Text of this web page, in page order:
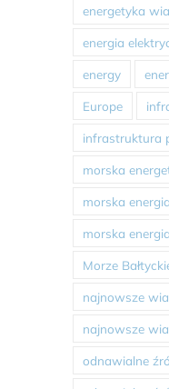
energetyka
energia
energy
Europe
infrastruktura
morska
morska
morska
Morze
najnowsze
najnowsze
odnawialne